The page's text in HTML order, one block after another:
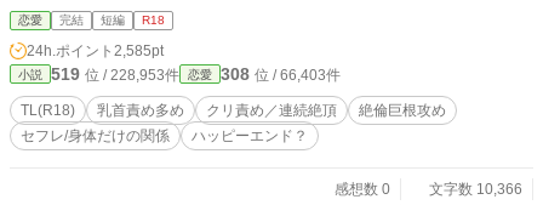
きるのは大学時代に知り合った木谷祐大。 彼もまた結婚願望がなくセフレを数
人抱えている同志で、なぜかずっと体の関係はないがお互いにいい相談相手とな
っていた。 月に一度開催される祐大との相談会なる食事を共にする日に今まで
打ち明けたことのなかった悩みを話す。 『愛撫が痛くて好きじゃない。挿入だ
けしてほしい』 琴乃の悩みは祐大のなにかに火をつけたらしい。 祐大による琴
乃の敏感な場所への調教が始まる。
恋愛 完結 短編 R18
24h.ポイント 2,585pt
小説 519 位 / 228,953件 恋愛 308 位 / 66,403件
TL(R18) 乳首責め多め クリ責め／連続絶頂
絶倫巨根攻め
セフレ/身体だけの関係
ハッピーエンド？
感想数 0
文字数 10,366